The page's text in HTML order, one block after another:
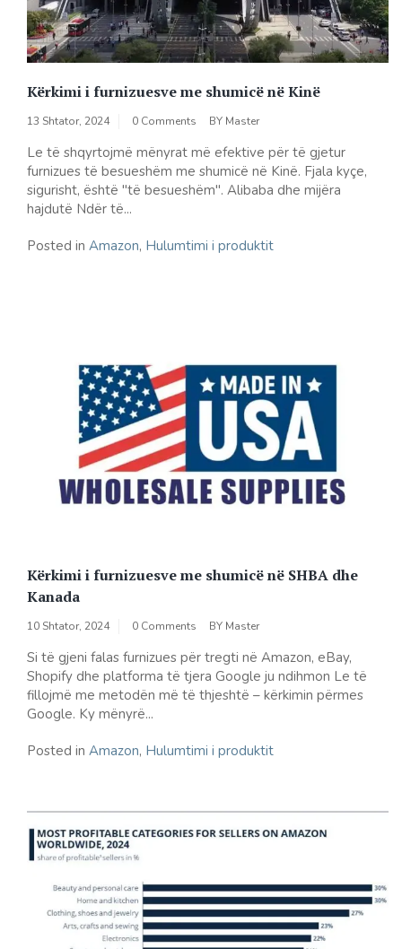
Kërkimi i furnizuesve me shumicë në Kinë
13 Shtator, 2024 0 Comments BY Master
Le të shqyrtojmë mënyrat më efektive për të gjetur
furnizues të besueshëm me shumicë në Kinë. Fjala kyçe,
sigurisht, është "të besueshëm". Alibaba dhe mijëra
hajdutë Ndër të...
Posted in Amazon, Hulumtimi i produktit
Kërkimi i furnizuesve me shumicë në SHBA dhe
Kanada
10 Shtator, 2024 0 Comments BY Master
Si të gjeni falas furnizues për tregti në Amazon, eBay,
Shopify dhe platforma të tjera Google ju ndihmon Le të
fillojmë me metodën më të thjeshtë – kërkimin përmes
Google. Ky mënyrë...
Posted in Amazon, Hulumtimi i produktit